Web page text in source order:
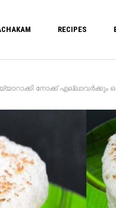
RECIPES
നോക്ക് എല്ലാവർക്കും ഒരുപാട്